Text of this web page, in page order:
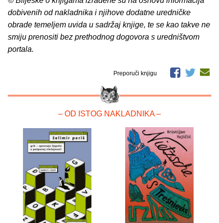
dobivenih od nakladnika i njihove dodatne uredničke
obrade temeljem uvida u sadržaj knjige, te se kao takve ne
smiju prenositi bez prethodnog dogovora s uredništvom
portala.
Preporuči knjigu
– OD ISTOG NAKLADNIKA –